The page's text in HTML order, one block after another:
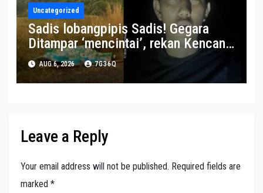
Uncategorized
Sadis lobangpipis Sadis! Gegara
Ditampar ‘mencintai’, rekan Kencan
Semasa Jenis Dibunuh-Dimutilasi
AUG 6, 2026 7G36Q
Leave a Reply
Your email address will not be published. Required fields are
marked *